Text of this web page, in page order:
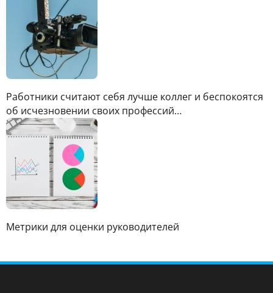
Работники считают себя лучше коллег и беспокоятся
об исчезновении своих профессий…
Метрики для оценки руководителей